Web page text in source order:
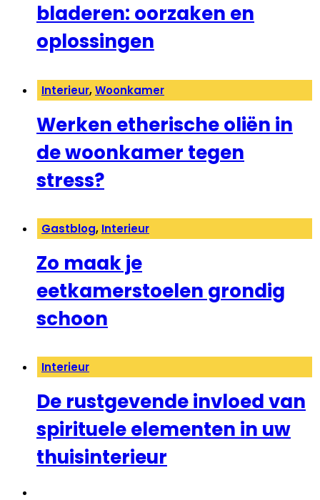
bladeren: oorzaken en
oplossingen
Interieur,Woonkamer
Werken etherische oliën in
de woonkamer tegen
stress?
Gastblog, Interieur
Zo maak je
eetkamerstoelen grondig
schoon
Interieur
De rustgevende invloed van
spirituele elementen in uw
thuisinterieur